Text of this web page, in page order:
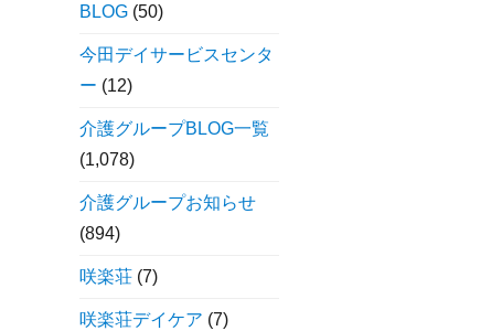
BLOG(50)
今田デイサービスセンタ
ー (12)
介護グループBLOG一覧
(1,078)
介護グループお知らせ
(894)
咲楽荘(7)
咲楽荘デイケア (7)